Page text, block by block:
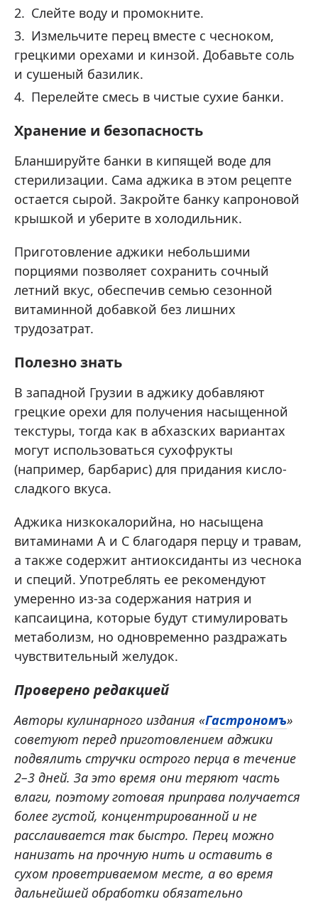
Слейте воду и промокните.
Измельчите перец вместе с чесноком,
грецкими орехами и кинзой. Добавьте соль
и сушеный базилик.
Перелейте смесь в чистые сухие банки.
Хранение и безопасность
Бланшируйте банки в кипящей воде для
стерилизации. Сама аджика в этом рецепте
остается сырой. Закройте банку капроновой
крышкой и уберите в холодильник.
Приготовление аджики небольшими
порциями позволяет сохранить сочный
летний вкус, обеспечив семью сезонной
витаминной добавкой без лишних
трудозатрат.
Полезно знать
В западной Грузии в аджику добавляют
грецкие орехи для получения насыщенной
текстуры, тогда как в абхазских вариантах
могут использоваться сухофрукты
(например, барбарис) для придания кисло-
сладкого вкуса.
Аджика низкокалорийна, но насыщена
витаминами А и С благодаря перцу и травам,
а также содержит антиоксиданты из чеснока
и специй. Употреблять ее рекомендуют
умеренно из-за содержания натрия и
капсаицина, которые будут стимулировать
метаболизм, но одновременно раздражать
чувствительный желудок.
Проверено редакцией
Авторы кулинарного издания «Гастрономъ»
советуют перед приготовлением аджики
подвялить стручки острого перца в течение
2–3 дней. За это время они теряют часть
влаги, поэтому готовая приправа получается
более густой, концентрированной и не
расслаивается так быстро. Перец можно
нанизать на прочную нить и оставить в
сухом проветриваемом месте, а во время
дальнейшей обработки обязательно